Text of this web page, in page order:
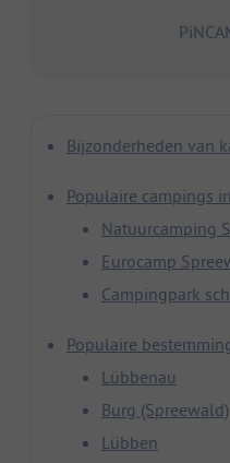
Bijzonderheden van
Populaire campings
Natuurcamping
Eurocamp
Campingpark
Populaire
Lübbenau
Burg (Spreewald)
Lübben